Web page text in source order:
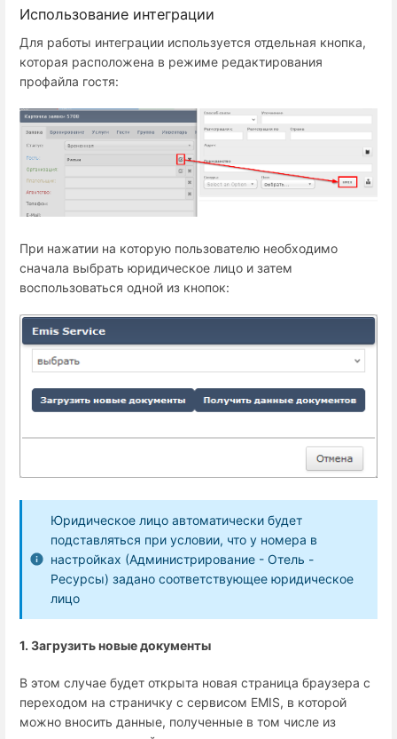
Использование интеграции
Для работы интеграции используется отдельная кнопка,
которая расположена в режиме редактирования
профайла гостя:
При нажатии на которую пользователю необходимо
сначала выбрать юридическое лицо и затем
воспользоваться одной из кнопок:
Юридическое лицо автоматически будет
подставляться при условии, что у номера в
настройках (Администрирование - Отель -
Ресурсы) задано соответствующее юридическое
лицо
1. Загрузить новые документы
В этом случае будет открыта новая страница браузера с
переходом на страничку с сервисом EMIS, в которой
можно вносить данные, полученные в том числе из